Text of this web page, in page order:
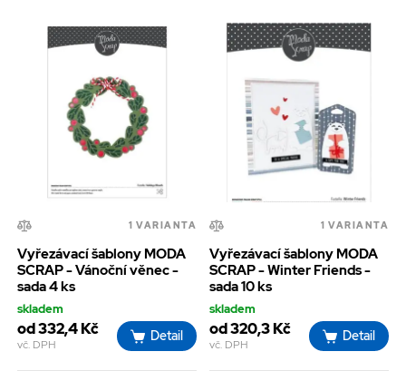
1 VARIANTA
Vyřezávací šablony MODA
SCRAP - Vánoční věnec -
sada 4 ks
skladem
od 332,4 Kč
vč. DPH
Detail
1 VARIANTA
Vyřezávací šablony MODA
SCRAP - Winter Friends -
sada 10 ks
skladem
od 320,3 Kč
vč. DPH
Detail